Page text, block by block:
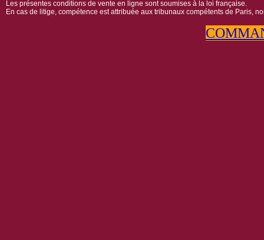
Les présentes conditions de vente en ligne sont soumises à la loi française.
En cas de litige, compétence est attribuée aux tribunaux compétents de Paris,